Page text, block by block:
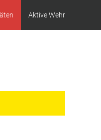
Aktive Wehr